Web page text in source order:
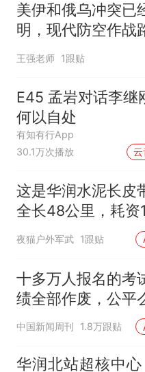
美伊和俄乌冲突已
明，现代防空作战
变了
王强老师 1跟贴
E45 孟岩对话李继
何以自处
有知有行App
30.1万次播放
云
这是华润水泥长皮
全长48公里，耗资
造
夜猫户外军武 1跟贴
十多万人报名的考
绩全部作废，公平
中国新闻周刊 1.8万跟贴
华润北站超核中